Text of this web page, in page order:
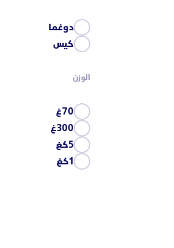
دوغما
كيس
الوزن
70غ
300غ
5كغ
1كغ